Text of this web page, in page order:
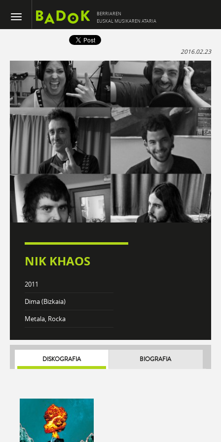
BERRIAREN
EUSKAL MUSIKAREN ATARIA
2016.02.23
NIK KHAOS
2011
Dima (Bizkaia)
Metala, Rocka
DISKOGRAFIA BIOGRAFIA